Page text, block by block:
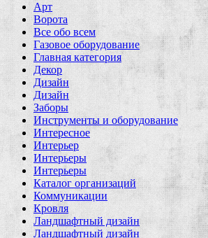
Арт
Ворота
Все обо всем
Газовое оборудование
Главная категория
Декор
Дизайн
Дизайн
Заборы
Инструменты и оборудование
Интересное
Интерьер
Интерьеры
Интерьеры
Каталог организаций
Коммуникации
Кровля
Ландшафтный дизайн
Ландшафтный дизайн